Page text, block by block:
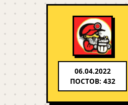
06.04.2022
ПОСТОВ: 432